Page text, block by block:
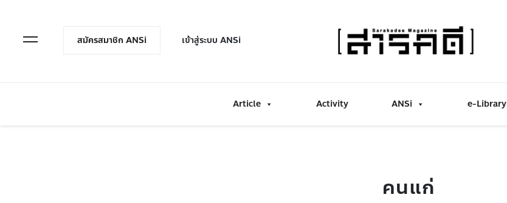
Open Menuสมัครสมาชิก ANSi เข้าสู่ระบบ ANSi
Article Activity ANSi e-Library
คนแก่